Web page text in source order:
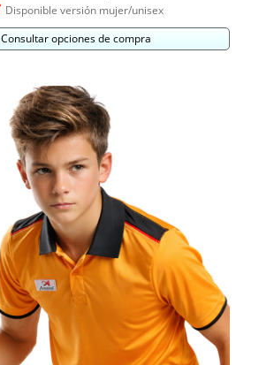
Disponible versión mujer/unisex
Consultar opciones de compra